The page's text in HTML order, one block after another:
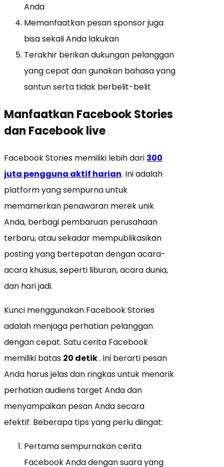
Anda
Memanfaatkan pesan sponsor juga
bisa sekali Anda lakukan
Terakhir berikan dukungan pelanggan
yang cepat dan gunakan bahasa yang
santun serta tidak berbelit-belit
Manfaatkan Facebook Stories
dan Facebook live
Facebook Stories memiliki lebih dari 300
juta pengguna aktif harian. Ini adalah
platform yang sempurna untuk
memamerkan penawaran merek unik
Anda, berbagi pembaruan perusahaan
terbaru, atau sekadar mempublikasikan
posting yang bertepatan dengan acara-
acara khusus, seperti liburan, acara dunia,
dan hari jadi.
Kunci menggunakan Facebook Stories
adalah menjaga perhatian pelanggan
dengan cepat. Satu cerita Facebook
memiliki batas 20 detik. Ini berarti pesan
Anda harus jelas dan ringkas untuk menarik
perhatian audiens target Anda dan
menyampaikan pesan Anda secara
efektif. Beberapa tips yang perlu diingat:
Pertama sempurnakan cerita
Facebook Anda dengan suara yang